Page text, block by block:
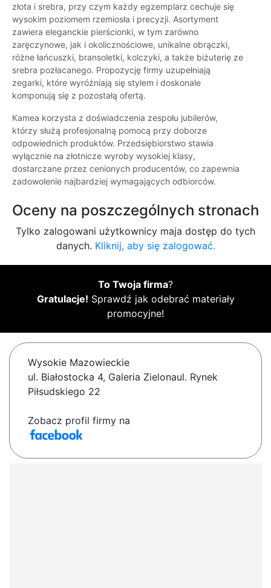
złota i srebra, przy czym każdy egzemplarz cechuje się
wysokim poziomem rzemiosła i precyzji. Asortyment
zawiera eleganckie pierścionki, w tym zarówno
zaręczynowe, jak i okolicznościowe, unikalne obrączki,
różne łańcuszki, bransoletki, kolczyki, a także biżuterię ze
srebra pozłacanego. Propozycję firmy uzupełniają
zegarki, które wyróżniają się stylem i doskonale
komponują się z pozostałą ofertą.
Kamea korzysta z doświadczenia zespołu jubilerów,
którzy służą profesjonalną pomocą przy doborze
odpowiednich produktów. Przedsiębiorstwo stawia
wyłącznie na złotnicze wyroby wysokiej klasy,
dostarczane przez cenionych producentów, co zapewnia
zadowolenie najbardziej wymagających odbiorców.
Oceny na poszczególnych stronach
Tylko zalogowani użytkownicy maja dostęp do tych
danych. Kliknij, aby się zalogować.
To Twoja firma?
Gratulacje! Sprawdź jak odebrać materiały
promocyjne!
Wysokie Mazowieckie
ul. Białostocka 4, Galeria Zielonaul. Rynek
Piłsudskiego 22
Zobacz profil firmy na